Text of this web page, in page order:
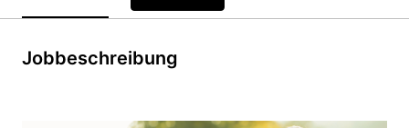
Jobbeschreibung